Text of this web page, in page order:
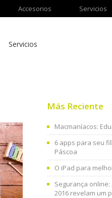
Accesorios Servicios
Servicios
Más Reciente
Macmaníacos:
6 apps para seu
Páscoa
O iPad para
Segurança
2016 revelam um